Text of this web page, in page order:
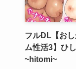
フルDL【お
ム性活3】ひ
~hitomi~